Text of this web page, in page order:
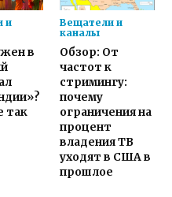
и
в
так
Вещатели и
каналы
Обзор: От
частот к
стримингу:
почему
ограничения на
процент
владения ТВ
уходят в США в
прошлое